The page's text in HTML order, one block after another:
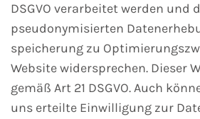
DSGVO verarbeitet werden und
pseudonymisierten
speicherung zu
Website widersprechen. Dieser
gemäß Art 21 DSGVO. Auch
uns erteilte Einwilligung zur